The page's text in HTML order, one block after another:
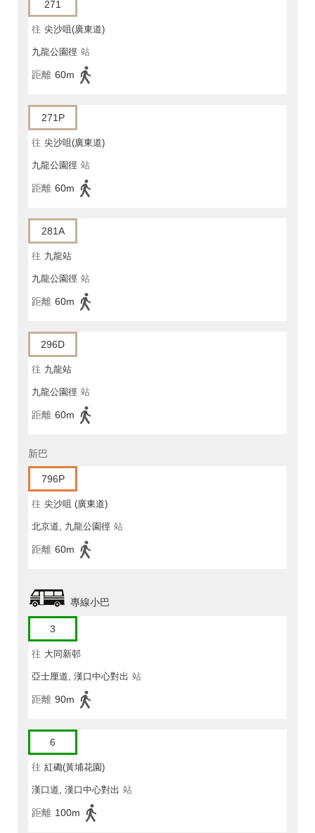
271
往 尖沙咀(廣東道)
九龍公園徑 站
距離 60m
271P
往 尖沙咀(廣東道)
九龍公園徑 站
距離 60m
281A
往 九龍站
九龍公園徑 站
距離 60m
296D
往 九龍站
九龍公園徑 站
距離 60m
新巴
796P
往 尖沙咀 (廣東道)
北京道, 九龍公園徑 站
距離 60m
專線小巴
3
往 大同新邨
亞士厘道, 漢口中心對出 站
距離 90m
6
往 紅磡(黃埔花園)
漢口道, 漢口中心對出 站
距離 100m